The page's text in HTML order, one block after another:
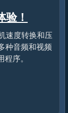
！
速度转换和压
种音频和视频
序。